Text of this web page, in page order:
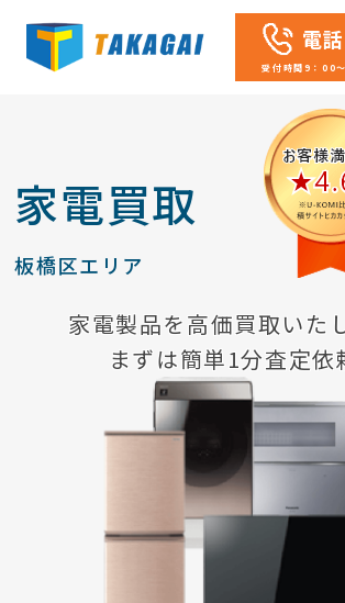
電
受付時間9：00
家電買取
板橋区エリア
家電製品を高価買取いた
まずは簡単1分査定依